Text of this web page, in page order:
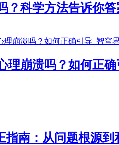
？科学方法告诉你答
理崩溃吗？如何正
指南：从问题根源到